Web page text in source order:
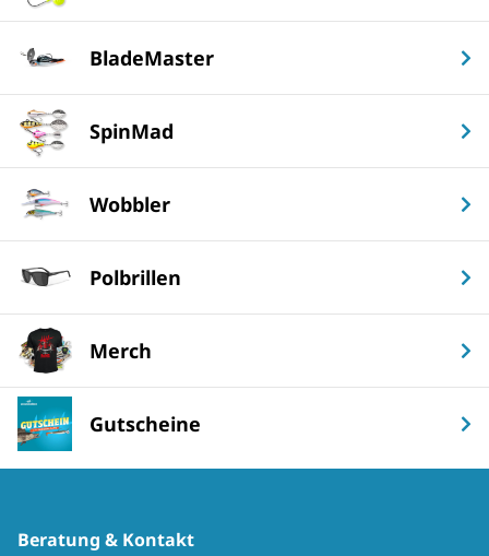
BladeMaster
SpinMad
Wobbler
Polbrillen
Merch
Gutscheine
Beratung & Kontakt